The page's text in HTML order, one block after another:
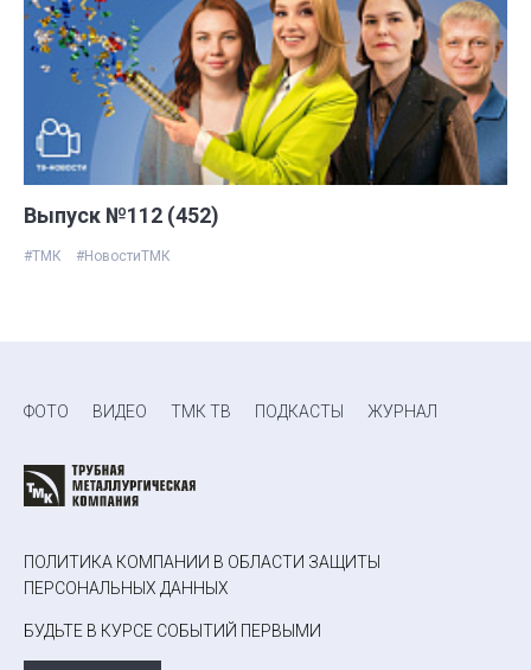
Выпуск №112 (452)
#ТМК #НовостиТМК
ФОТО ВИДЕО ТМК ТВ ПОДКАСТЫ ЖУРНАЛ
ПОЛИТИКА КОМПАНИИ В ОБЛАСТИ ЗАЩИТЫ
ПЕРСОНАЛЬНЫХ ДАННЫХ
БУДЬТЕ В КУРСЕ СОБЫТИЙ ПЕРВЫМИ